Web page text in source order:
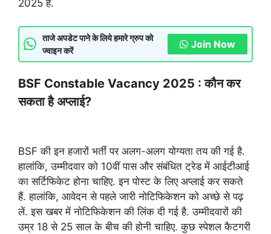
2025 है.
ताजे अपडेट पाने के लिये हमारे ग्रुप को
ज्वाइन करें
Join Now
BSF Constable Vacancy 2025 : कौन कर
सकता है अप्लाई?
BSF की इन हजारों भर्ती पर अलग-अलग योग्यता तय की गई है.
हालांकि, उम्मीदवार को 10वीं पास और संबंधित ट्रेड में आईटीआई
का सर्टिफिकेट होना चाहिए. इन पोस्ट के लिए अप्लाई कर सकते
हैं. हालांकि, आवेदन से पहले जारी नोटिफिकेशन को अच्छे से पढ़
लें. इस खबर में नोटिफिकेशन की लिंक दी गई है. उम्मीदवारों की
उम्र 18 से 25 साल के बीच की होनी चाहिए. कुछ स्पेशल कैटगरी